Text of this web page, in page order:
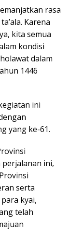
rasa
Karena
kita semua
kondisi
dalam
1446
ini
yang ke-61.
perjalanan ini,
serta
kyai,
telah